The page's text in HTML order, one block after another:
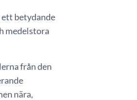
betydande
medelstora
från den
nära,